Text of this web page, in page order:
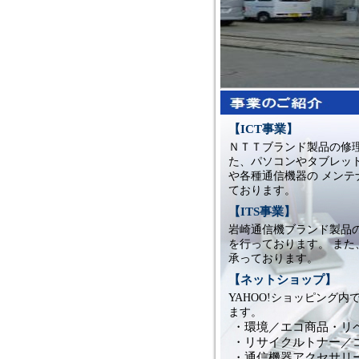
【ICT事業】
ＮＴＴブランド製品の修
た、パソコンやタブレッ
や各種通信機器の メン
ております。
【ITS事業】
岩崎通信機ブランド製品
を行っております。 ま
承っております。
【ネットショップ】
YAHOO!ショッピング内
ます。
・環境／エコ商品・リ
・リサイクルトナー／